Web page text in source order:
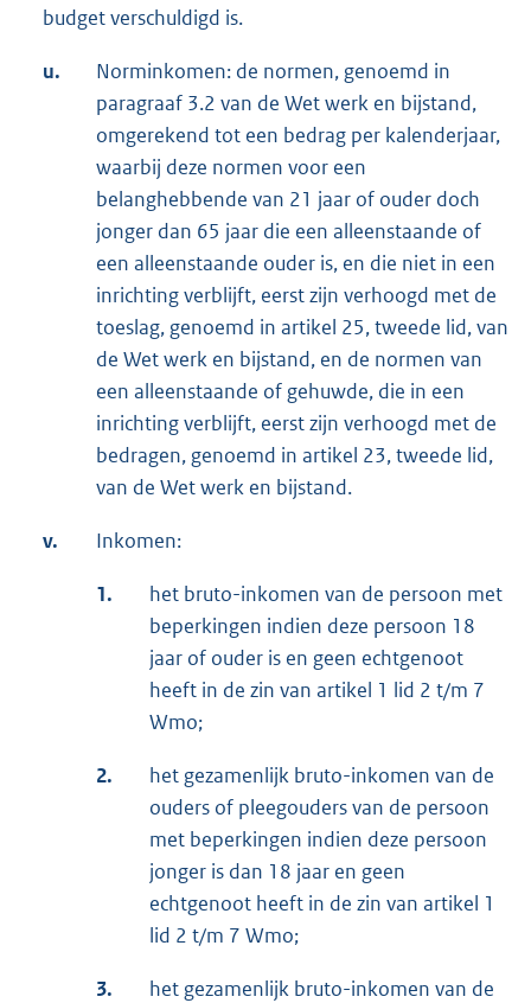
budget verschuldigd is.
u.
Norminkomen: de normen, genoemd in
paragraaf 3.2 van de Wet werk en bijstand,
omgerekend tot een bedrag per kalenderjaar,
waarbij deze normen voor een
belanghebbende van 21 jaar of ouder doch
jonger dan 65 jaar die een alleenstaande of
een alleenstaande ouder is, en die niet in een
inrichting verblijft, eerst zijn verhoogd met de
toeslag, genoemd in artikel 25, tweede lid, van
de Wet werk en bijstand, en de normen van
een alleenstaande of gehuwde, die in een
inrichting verblijft, eerst zijn verhoogd met de
bedragen, genoemd in artikel 23, tweede lid,
van de Wet werk en bijstand.
v. Inkomen:
1.
het bruto-inkomen van de persoon met
beperkingen indien deze persoon 18
jaar of ouder is en geen echtgenoot
heeft in de zin van artikel 1 lid 2 t/m 7
Wmo;
2.
het gezamenlijk bruto-inkomen van de
ouders of pleegouders van de persoon
met beperkingen indien deze persoon
jonger is dan 18 jaar en geen
echtgenoot heeft in de zin van artikel 1
lid 2 t/m 7 Wmo;
3.
het gezamenlijk bruto-inkomen van de